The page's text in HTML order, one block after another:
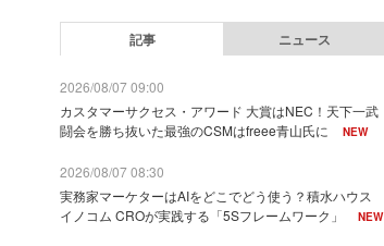
記事 ニュース
2026/08/07 09:00
カスタマーサクセス・アワード 大賞はNEC！天下一武
闘会を勝ち抜いた最強のCSMはfreee青山氏に
NEW
2026/08/07 08:30
実務家マーケターはAIをどこでどう使う？積水ハウス
イノコム CROが実践する「5Sフレームワーク」
NEW